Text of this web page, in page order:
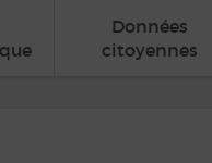
Données
citoyennes